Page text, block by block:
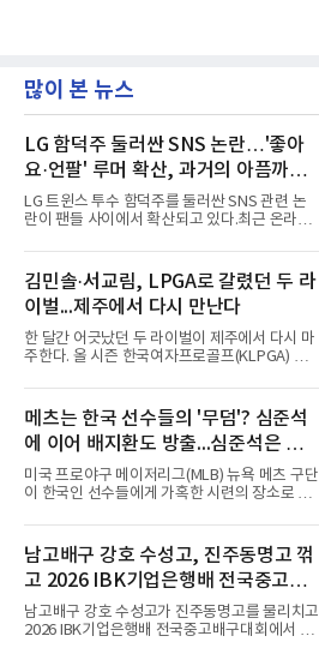
많이 본 뉴스
LG 함덕주 둘러싼 SNS 논란…'좋아
요·언팔' 루머 확산, 과거의 아픔까지
소환됐다
LG 트윈스 투수 함덕주를 둘러싼 SNS 관련 논
란이 팬들 사이에서 확산되고 있다.최근 온라인
동과 관련한 여러 소문이 퍼지면서, 과거 LG 이
적 이후 겪었던 일들까지 다시 주목받고 있다.일
각에서는 함덕주가 LG 공식 계정 '언팔' 및 관련
게시물을 정리하고 친정팀 두산 베어스 계정을
팔로우하고 두산과 관련된 흔적만 남겼다는 주
장이 나오고 있다. 또한 상대 팀 선수의 홈런 릴
스에 '좋아요'를 눌렀다는 이야기도 전해지고 있
럼에도 팬들 사이에서 논란이 커진 이유는 그가
LG 이적 후 부상과 재활로
김민솔·서교림, LPGA로 갈렸던 두 라
이벌...제주에서 다시 만난다
한 달간 어긋났던 두 라이벌이 제주에서 다시 마
주한다. 올 시즌 한국여자프로골프(KLPGA) 투
다.KLPGA 투어는 6일 제주도 서귀포시 테디 밸
리 골프 앤 리조트의 밸리·테디 코스(파72)에서
개막하는 제주삼다수 마스터스(총상금 10억원·
우승 상금 1억8천만원)로 하반기를 시작한다.두
선수의 재회 자체가 화제다. 올 시즌 3승으로 대
상 포인트(313점), 상금(9억8천400만원), 평균
타수(70.41타) 등 주요 부문 1위를 달리는 김민
솔이 하이원리조트 여자오픈에 나설 때 서교림
은 LPGA 에비앙 챔피언십에, 서교림
메츠는 한국 선수들의 '무덤'? 심준석
에 이어 배지환도 방출...심준석은 이
미 귀국, 배지환은 미국 잔류할 듯
미국 프로야구 메이저리그(MLB) 뉴욕 메츠 구단
이 한국인 선수들에게 가혹한 시련의 장소로 전
대형 유망주로 기대를 모았던 투수 심준석에 이
어, 빅리그 경력을 지닌 내외야수 배지환까지 연
달아 뉴욕 메츠 산하 마이너리그에서 방출 통보
를 받는 아픔을 겪었다. 두 선수의 동반 이탈은
메츠 구단이 유독 한국 선수들에게 '기회의 땅'이
아닌 '무덤'처럼 작용하고 있음을 방증하고 있다.
고교 시절 시속 160km에 달하는 강속구로 큰 스
남고배구 강호 수성고, 진주동명고 꺾
고 2026 IBK기업은행배 전국중고배
구대회 4강 진출
남고배구 강호 수성고가 진주동명고를 물리치고
2026 IBK기업은행배 전국중고배구대회에서 18